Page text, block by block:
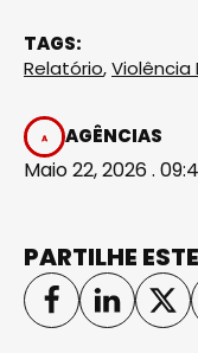
TAGS:
Relatório,Violência
AGÊNCIAS
Maio 22, 2026 .
PARTILHE